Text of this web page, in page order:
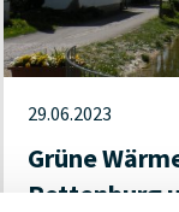
29.06.2023
Grüne
Rottenburg